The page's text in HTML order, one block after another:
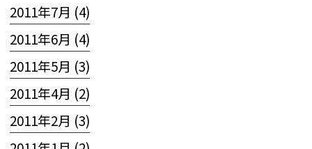
2011年7月 (4)
2011年6月 (4)
2011年5月 (3)
2011年4月 (2)
2011年2月 (3)